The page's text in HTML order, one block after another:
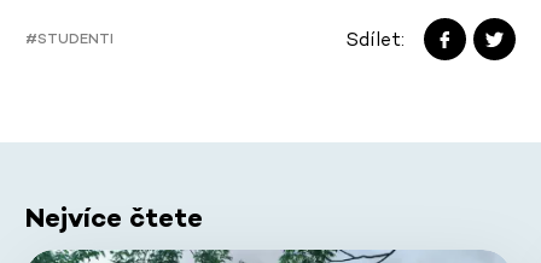
#STUDENTI Sdílet:
Nejvíce čtete